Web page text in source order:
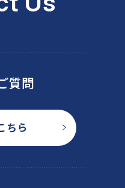
質問
ちら